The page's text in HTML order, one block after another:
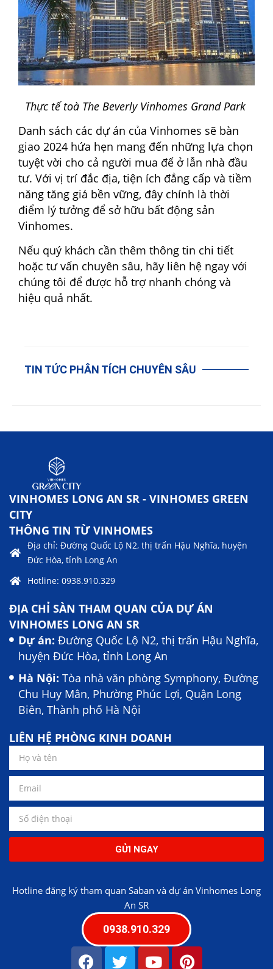
Thực tế toà The Beverly Vinhomes Grand Park
Danh sách các dự án của Vinhomes sẽ bàn
giao 2024 hứa hẹn mang đến những lựa chọn
tuyệt vời cho cả người mua để ở lẫn nhà đầu
tư. Với vị trí đắc địa, tiện ích đẳng cấp và tiềm
năng tăng giá bền vững, đây chính là thời
điểm lý tưởng để sở hữu bất động sản
Vinhomes.
Nếu quý khách cần thêm thông tin chi tiết
hoặc tư vấn chuyên sâu, hãy liên hệ ngay với
chúng tôi để được hỗ trợ nhanh chóng và
hiệu quả nhất.
TIN TỨC PHÂN TÍCH CHUYÊN SÂU
VINHOMES LONG AN SR - VINHOMES GREEN
CITY
THÔNG TIN TỪ VINHOMES
Địa chỉ: Đường Quốc Lộ N2, thị trấn Hậu Nghĩa, huyện
Đức Hòa, tỉnh Long An
Hotline: 0938.910.329
ĐỊA CHỈ SÀN THAM QUAN CỦA DỰ ÁN
VINHOMES LONG AN SR
Dự án: Đường Quốc Lộ N2, thị trấn Hậu Nghĩa,
huyện Đức Hòa, tỉnh Long An
Hà Nội: Tòa nhà văn phòng Symphony, Đường
Chu Huy Mân, Phường Phúc Lợi, Quận Long
Biên, Thành phố Hà Nội
LIÊN HỆ PHÒNG KINH DOANH
GỬI NGAY
Hotline đăng ký tham quan Saban và dự án Vinhomes Long
An SR
0938.910.329